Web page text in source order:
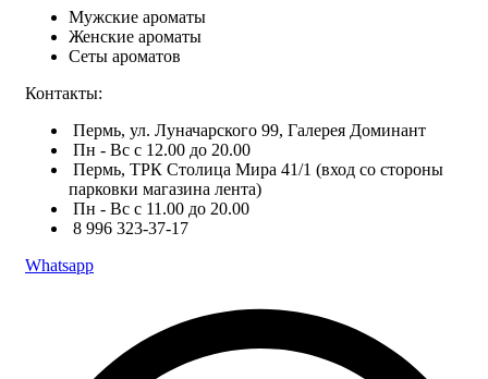
Мужские ароматы
Женские ароматы
Сеты ароматов
Контакты:
Пермь, ул. Луначарского 99, Галерея Доминант
Пн - Вс с 12.00 до 20.00
Пермь, ТРК Столица Мира 41/1 (вход со стороны
парковки магазина лента)
Пн - Вс с 11.00 до 20.00
8 996 323-37-17
Whatsapp